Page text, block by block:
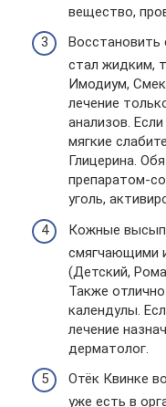
вещество,
Восстановить
стал жидким,
Имодиум,
лечение
анализов.
мягкие
Глицерина.
препаратом-
уголь,
Кожные
смягчающими
(Детский,
Также
календулы.
лечение
дерматолог.
Отёк Квинке
уже есть в